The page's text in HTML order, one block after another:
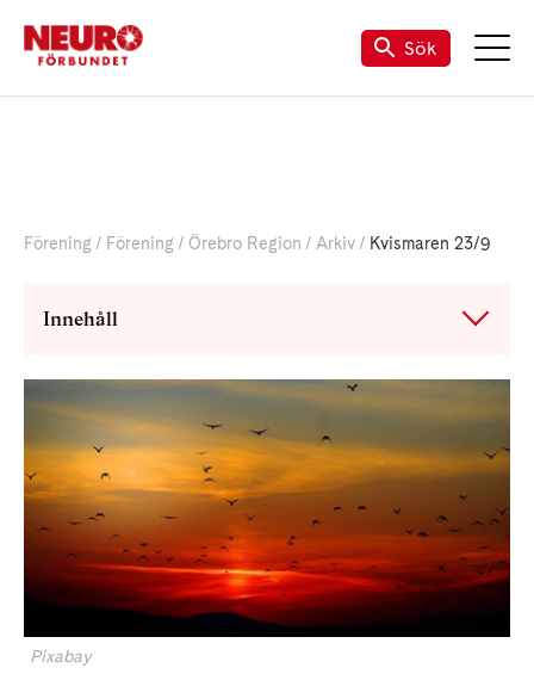
Sök
Förening Förening Örebro Region Arkiv Kvismaren 23/9
Innehåll
Pixabay